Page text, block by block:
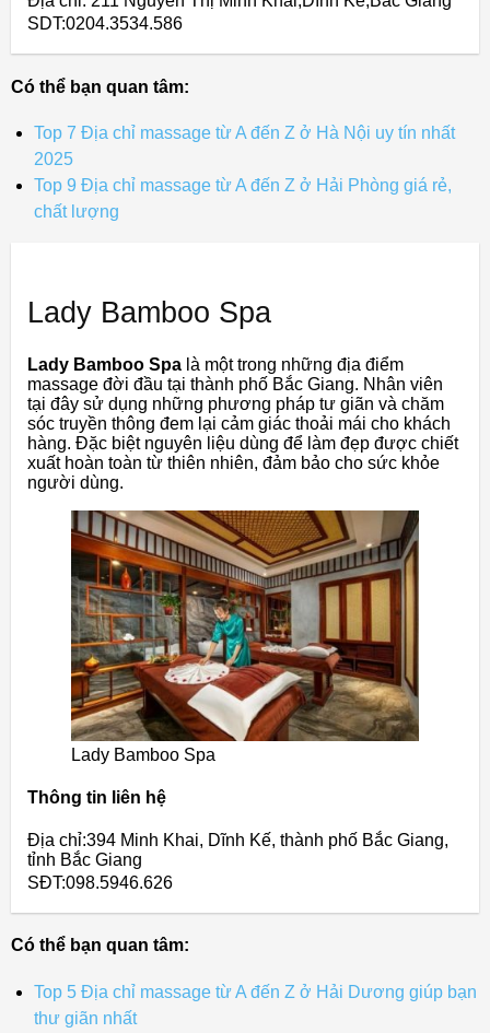
SDT:0204.3534.586
Có thể bạn quan tâm:
Top 7 Địa chỉ massage từ A đến Z ở Hà Nội uy tín nhất
2025
Top 9 Địa chỉ massage từ A đến Z ở Hải Phòng giá rẻ,
chất lượng
Lady Bamboo Spa
Lady Bamboo Spa là một trong những địa điểm
massage đời đầu tại thành phố Bắc Giang. Nhân viên
tại đây sử dụng những phương pháp tư giãn và chăm
sóc truyền thông đem lại cảm giác thoải mái cho khách
hàng. Đặc biệt nguyên liệu dùng để làm đẹp được chiết
xuất hoàn toàn từ thiên nhiên, đảm bảo cho sức khỏe
người dùng.
Lady Bamboo Spa
Thông tin liên hệ
Địa chỉ:394 Minh Khai, Dĩnh Kế, thành phố Bắc Giang,
tỉnh Bắc Giang
SĐT:098.5946.626
Có thể bạn quan tâm:
Top 5 Địa chỉ massage từ A đến Z ở Hải Dương giúp bạn
thư giãn nhất